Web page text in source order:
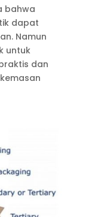
bahwa
dapat
Namun
untuk
dan